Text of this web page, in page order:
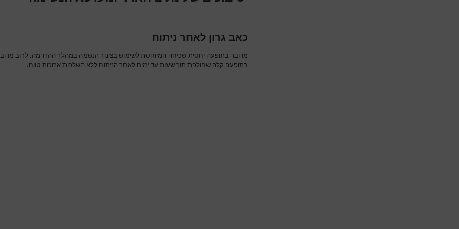
כאב גרון לאחר ניתוח
מדובר בתופעה יחסית שכיחה המיוחסת לשימוש בצינור הנשמה במהלך ההרדמה. לרוב
בתופעה קלה שחולפת תוך שעות עד ימים לאחר הניתוח ללא השלכות ארוכות טווח.